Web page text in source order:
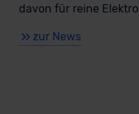
davon für reine
zur News